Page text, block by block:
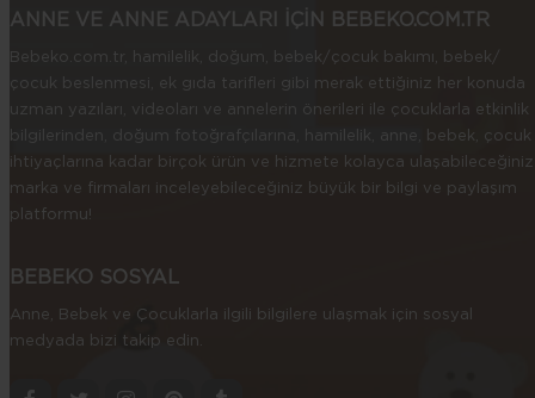
ANNE VE ANNE ADAYLARI İÇİN BEBEKO.COM.TR
Bebeko.com.tr, hamilelik, doğum, bebek/çocuk bakımı, bebek/
çocuk beslenmesi, ek gıda tarifleri gibi merak ettiğiniz her konuda
uzman yazıları, videoları ve annelerin önerileri ile çocuklarla etkinlik
bilgilerinden, doğum fotoğrafçılarına, hamilelik, anne, bebek, çocuk
ihtiyaçlarına kadar birçok ürün ve hizmete kolayca ulaşabileceğiniz
marka ve firmaları inceleyebileceğiniz büyük bir bilgi ve paylaşım
platformu!
BEBEKO SOSYAL
Anne, Bebek ve Çocuklarla ilgili bilgilere ulaşmak için sosyal
medyada bizi takip edin.